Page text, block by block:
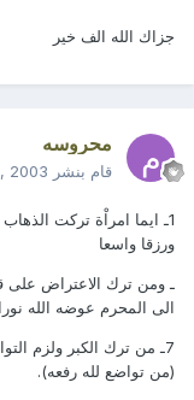
جزاك الله الف خير
محروسه
قام بنشر 2003
1ـ ايما امراْة تركت
ورزقا واسعا
ـ ومن ترك الاعتراض على
الى المحرم عوضه الله
7ـ من ترك الكبر ولزم
(من تواضع لله رفعه).